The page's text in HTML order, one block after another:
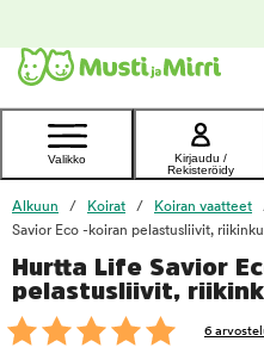
Ota yhteyttä
asiakaspalveluun
Valikko
Kirjaudu /
Rekisteröidy
Alkuun Koirat Koiran vaatteet
Savior Eco -koiran pelastusliivit,
Hurtta Life Savior
pelastusliivit,
6
foo